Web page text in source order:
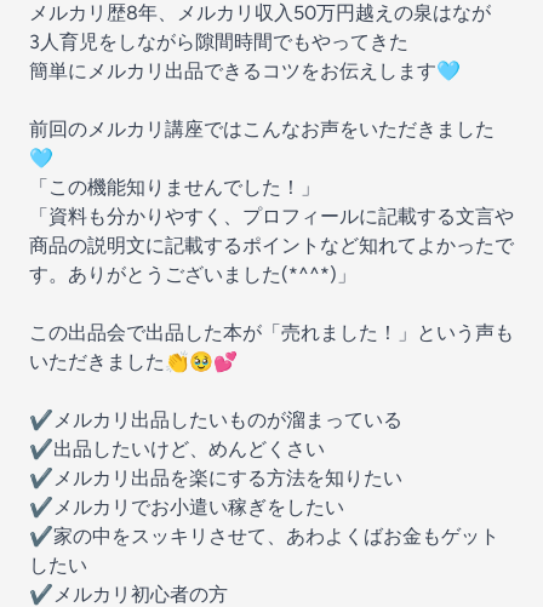
メルカリ歴8年、メルカリ収入50万円越えの泉はなが
3人育児をしながら隙間時間でもやってきた
簡単にメルカリ出品できるコツをお伝えします🩵
前回のメルカリ講座ではこんなお声をいただきました
🩵
「この機能知りませんでした！」
「資料も分かりやすく、プロフィールに記載する文言や
商品の説明文に記載するポイントなど知れてよかったで
す。ありがとうございました(*^^*)」
この出品会で出品した本が「売れました！」という声も
いただきました👏🥹💕
✔︎メルカリ出品したいものが溜まっている
✔︎出品したいけど、めんどくさい
✔︎メルカリ出品を楽にする方法を知りたい
✔︎メルカリでお小遣い稼ぎをしたい
✔︎家の中をスッキリさせて、あわよくばお金もゲット
したい
✔︎メルカリ初心者の方